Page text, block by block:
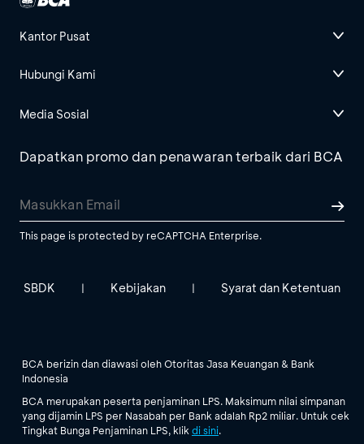
Kantor Pusat
Hubungi Kami
Media Sosial
Dapatkan promo dan penawaran terbaik dari BCA
This page is protected by reCAPTCHA Enterprise.
SBDK | Kebijakan | Syarat dan Ketentuan
BCA berizin dan diawasi oleh Otoritas Jasa Keuangan & Bank
Indonesia
BCA merupakan peserta penjaminan LPS. Maksimum nilai simpanan
yang dijamin LPS per Nasabah per Bank adalah Rp2 miliar. Untuk cek
Tingkat Bunga Penjaminan LPS, klik di sini.